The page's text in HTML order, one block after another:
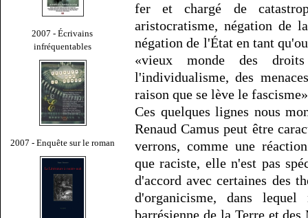
2007 - Écrivains
infréquentables
2007 - Enquête sur le roman
fer et chargé de
aristocratisme, négation de
négation de l'État en tant
«vieux monde des
l'individualisme, des
raison que se lève le
Ces quelques lignes nous
Renaud Camus peut être
verrons, comme une
que raciste, elle n'est pas
d'accord avec certaines des
d'organicisme, dans
barrésienne de la Terre et